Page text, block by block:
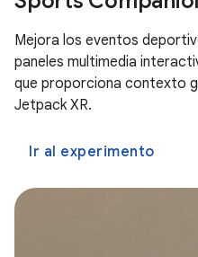
Mejora los eventos
paneles multimedia
que proporciona contexto
Jetpack XR.
Ir al experimento